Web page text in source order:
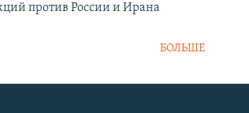
против России и Ирана
БОЛЬШЕ